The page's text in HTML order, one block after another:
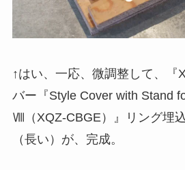
↑はい、一応、微調整して、
バー『Style Cover with Stand
Ⅷ（XQZ-CBGE）』リング埋
（長い）が、完成。